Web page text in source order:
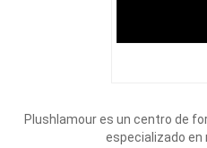
Plushlamour es un centro de
especializado en